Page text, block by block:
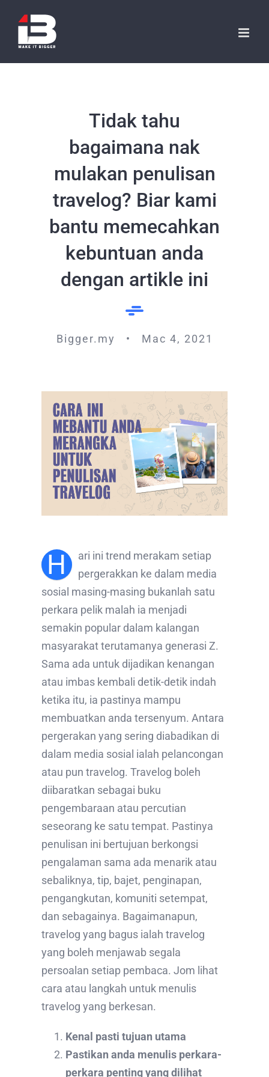
content
Tidak tahu
bagaimana nak
mulakan penulisan
travelog? Biar kami
bantu memecahkan
kebuntuan anda
dengan artikle ini
Bigger.my • Mac 4, 2021
H
ari ini trend merakam setiap
pergerakkan ke dalam media
sosial masing-masing bukanlah satu
perkara pelik malah ia menjadi
semakin popular dalam kalangan
masyarakat terutamanya generasi Z.
Sama ada untuk dijadikan kenangan
atau imbas kembali detik-detik indah
ketika itu, ia pastinya mampu
membuatkan anda tersenyum. Antara
pergerakan yang sering diabadikan di
dalam media sosial ialah pelancongan
atau pun travelog. Travelog boleh
diibaratkan sebagai buku
pengembaraan atau percutian
seseorang ke satu tempat. Pastinya
penulisan ini bertujuan berkongsi
pengalaman sama ada menarik atau
sebaliknya, tip, bajet, penginapan,
pengangkutan, komuniti setempat,
dan sebagainya. Bagaimanapun,
travelog yang bagus ialah travelog
yang boleh menjawab segala
persoalan setiap pembaca. Jom lihat
cara atau langkah untuk menulis
travelog yang berkesan.
Kenal pasti tujuan utama
Pastikan anda menulis perkara-
perkara penting yang dilihat